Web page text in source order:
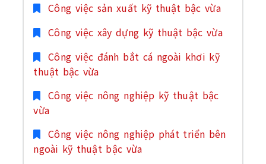
Công việc sản xuất kỹ thuật bậc vừa
Công việc xây dựng kỹ thuật bậc vừa
Công việc đánh bắt cá ngoài khơi kỹ
thuật bậc vừa
Công việc nông nghiệp kỹ thuật bậc
vừa
Công việc nông nghiệp phát triển bên
ngoài kỹ thuật bậc vừa